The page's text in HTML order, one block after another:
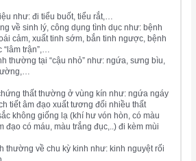
như: đi tiểu buốt, tiểu rắt,…
về sinh lý, công dụng tình dục như: bệnh
cảm, xuất tinh sớm, bắn tinh ngược, bệnh
“lâm trận”,…
thường tại “cậu nhỏ” như: ngứa, sưng bìu,
thất thường ở vùng kín như: ngứa ngáy
tiết âm đạo xuất tương đối nhiều thất
không giống lạ (khí hư vón hòn, có màu
đạo có máu, màu trắng đục,..) đi kèm mùi
thường về chu kỳ kinh như: kinh nguyệt rối